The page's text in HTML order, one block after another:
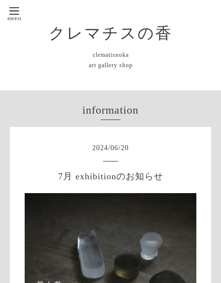
クレマチスの香
clematisnoka
art gallery shop
information
2024/06/20
7月 exhibitionのお知らせ